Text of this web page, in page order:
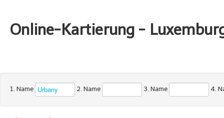
Online-Kartierung -
1. Name 2. Name 3. Name 4.